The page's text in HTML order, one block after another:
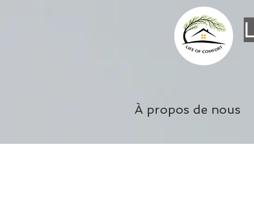
À propos de nous